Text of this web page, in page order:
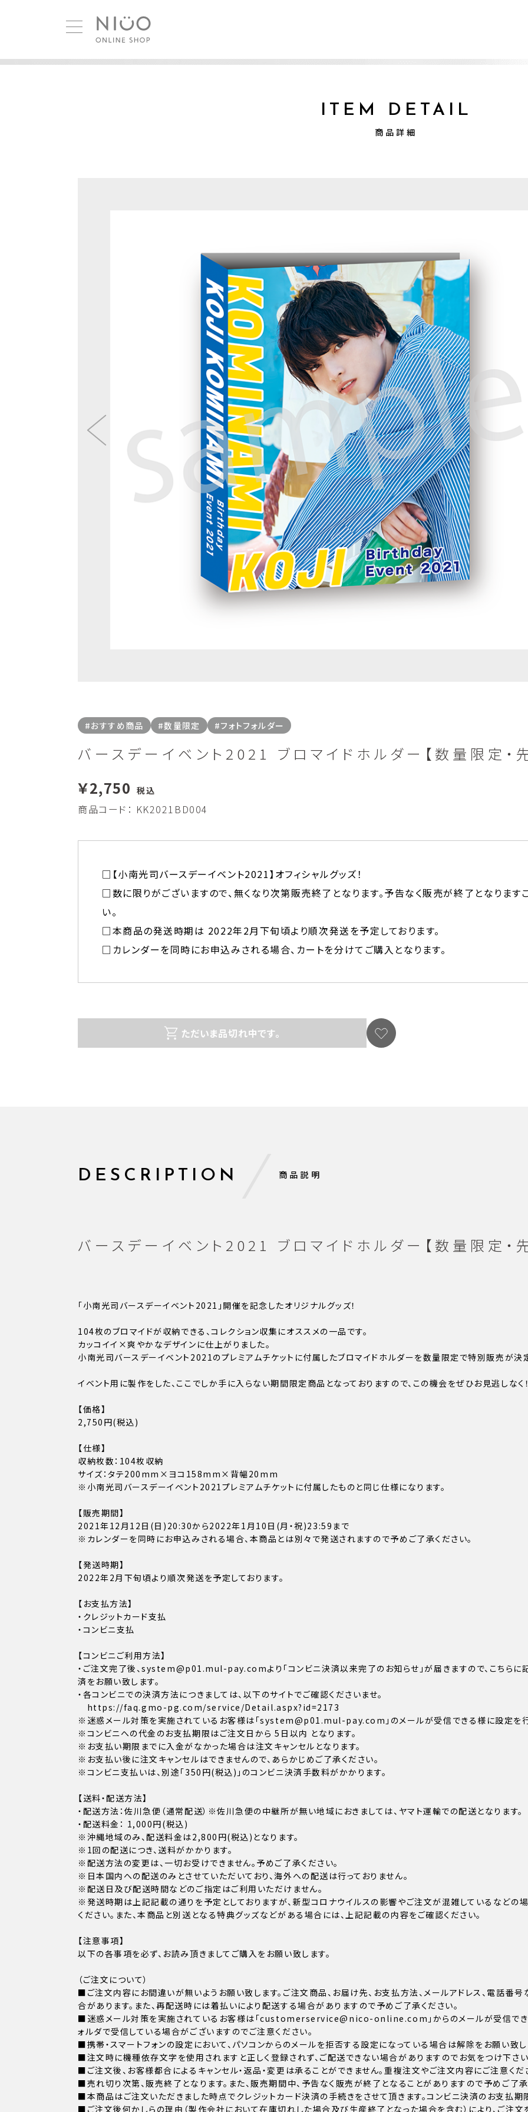
ITEM DETAIL
商品詳細
#おすすめ商品 #数量限定 #フォトフォルダー
バースデーイベント2021 ブロマイドホルダー【数量限定・
￥2,750
税込
商品コード： KK2021BD004
□【小南光司バースデーイベント2021】オフィシャルグッズ！
□数に限りがございますので、無くなり次第販売終了となります。予告なく販売が終了となります
い。
□本商品の発送時期は 2022年2月下旬頃より順次発送を予定しております。
□カレンダーを同時にお申込みされる場合、カートを分けてご購入となります。
ただいま品切れ中です。
DESCRIPTION 商品説明
バースデーイベント2021 ブロマイドホルダー【数量限定・
「小南光司バースデーイベント2021」開催を記念したオリジナルグッズ！
104枚のブロマイドが収納できる、コレクション収集にオススメの一品です。
カッコイイ×爽やかなデザインに仕上がりました。
小南光司バースデーイベント2021のプレミアムチケットに付属したブロマイドホルダーを数量限定で特別販売が決
イベント用に製作をした、ここでしか手に入らない期間限定商品となっておりますので、この機会をぜひお見逃しなく
【価格】
2,750円(税込)
【仕様】
収納枚数：104枚収納
サイズ：タテ200mm×ヨコ158mm×背幅20mm
※小南光司バースデーイベント2021プレミアムチケットに付属したものと同じ仕様になります。
【販売期間】
2021年12月12日(日)20:30から2022年1月10日(月・祝)23:59まで
※カレンダーを同時にお申込みされる場合、本商品とは別々で発送されますので予めご了承ください。
【発送時期】
2022年2月下旬頃より順次発送を予定しております。
【お支払方法】
・クレジットカード支払
・コンビニ支払
【コンビニご利用方法】
・ご注文完了後、system@p01.mul-pay.comより「コンビニ決済以来完了のお知らせ」が届きますので、こちらに
済をお願い致します。
・各コンビニでの決済方法につきましては、以下のサイトでご確認くださいませ。
https://faq.gmo-pg.com/service/Detail.aspx?id=2173
※迷惑メール対策を実施されているお客様は「system@p01.mul-pay.com」のメールが受信できる様に設定を行
※コンビニへの代金のお支払期限はご注文日から 5日以内 となります。
※お支払い期限までに入金がなかった場合は注文キャンセルとなります。
※お支払い後に注文キャンセルはできませんので、あらかじめご了承ください。
※コンビニ支払いは、別途「350円(税込)」のコンビニ決済手数料がかかります。
【送料・配送方法】
・配送方法：佐川急便（通常配送）※佐川急便の中継所が無い地域におきましては、ヤマト運輸での配送となります。
・配送料金： 1,000円(税込)
※沖縄地域のみ、配送料金は2,800円(税込)となります。
※1回の配送につき、送料がかかります。
※配送方法の変更は、一切お受けできません。予めご了承ください。
※日本国内への配送のみとさせていただいており、海外への配送は行っておりません。
※配送日及び配送時間などのご指定はご利用いただけません。
※発送時期は上記記載の通りを予定としておりますが、新型コロナウイルスの影響やご注文が混雑しているなどの
ください。また、本商品と別送となる特典グッズなどがある場合には、上記記載の内容をご確認ください。
【注意事項】
以下の各事項を必ず、お読み頂きましてご購入をお願い致します。
（ご注文について）
■ご注文内容にお間違いが無いようお願い致します。ご注文商品、お届け先、お支払方法、メールアドレス、電話番
合があります。また、再配送時には着払いにより配送する場合がありますので予めご了承ください。
■迷惑メール対策を実施されているお客様は「customerservice@nico-online.com」からのメールが受信できる
ォルダで受信している場合がございますのでご注意ください。
■携帯・スマートフォンの設定において、パソコンからのメールを拒否する設定になっている場合は解除をお願い致し
■注文時に機種依存文字を使用されますと正しく登録されず、ご配送できない場合がありますのでお気をつけ下さい
■ご注文後、お客様都合によるキャンセル・返品・変更は承ることができません。重複注文やご注文内容にご注意くだ
■売れ切り次第、販売終了となります。また、販売期間中、予告なく販売が終了となることがありますので予めご了承
■本商品はご注文いただきました時点でクレジットカード決済の手続きをさせて頂きます。コンビニ決済のお支払
■ご注文後何かしらの理由（製作会社において在庫切れした場合及び生産終了となった場合を含む）により、ご注文